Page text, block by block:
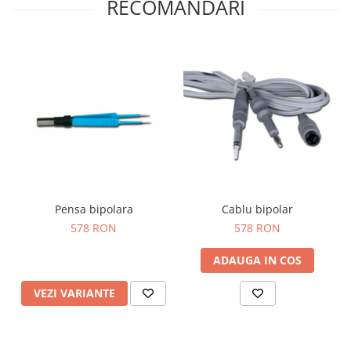
RECOMANDARI
Pensa bipolara
578 RON
VEZI VARIANTE
Cablu bipolar
578 RON
ADAUGA IN COS